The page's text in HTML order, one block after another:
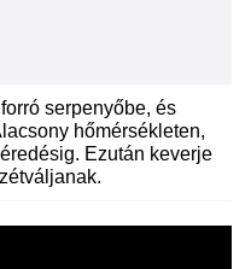
serpenyőbe, és
hőmérsékleten,
Ezután keverje